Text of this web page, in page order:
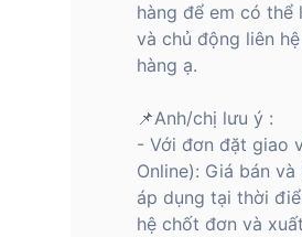
hàng để em có thể
và chủ động liên
hàng ạ.
📌Anh/chị lưu ý :
- Với đơn đặt giao
Online): Giá bán
áp dụng tại thời
hệ chốt đơn và